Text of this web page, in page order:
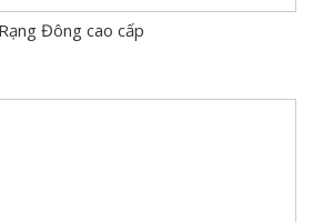
Đông cao cấp